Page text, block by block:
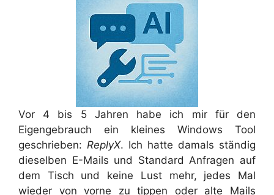
Vor 4 bis 5 Jahren habe ich mir für den
Eigengebrauch ein kleines Windows Tool
geschrieben: ReplyX. Ich hatte damals ständig
dieselben E-Mails und Standard Anfragen auf
dem Tisch und keine Lust mehr, jedes Mal
wieder von vorne zu tippen oder alte Mails